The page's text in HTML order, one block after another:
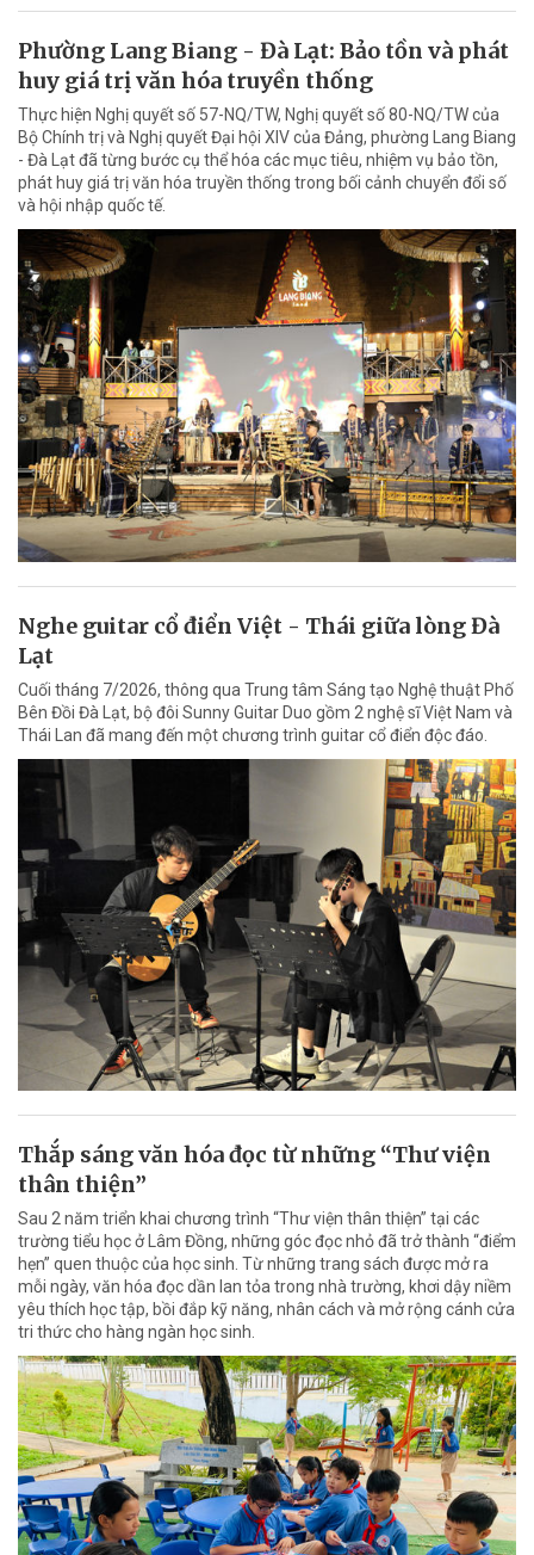
Phường Lang Biang - Đà Lạt: Bảo tồn và phát
huy giá trị văn hóa truyền thống
Thực hiện Nghị quyết số 57-NQ/TW, Nghị quyết số 80-NQ/TW của
Bộ Chính trị và Nghị quyết Đại hội XIV của Đảng, phường Lang Biang
- Đà Lạt đã từng bước cụ thể hóa các mục tiêu, nhiệm vụ bảo tồn,
phát huy giá trị văn hóa truyền thống trong bối cảnh chuyển đổi số
và hội nhập quốc tế.
Nghe guitar cổ điển Việt - Thái giữa lòng Đà
Lạt
Cuối tháng 7/2026, thông qua Trung tâm Sáng tạo Nghệ thuật Phố
Bên Đồi Đà Lạt, bộ đôi Sunny Guitar Duo gồm 2 nghệ sĩ Việt Nam và
Thái Lan đã mang đến một chương trình guitar cổ điển độc đáo.
Thắp sáng văn hóa đọc từ những “Thư viện
thân thiện”
Sau 2 năm triển khai chương trình “Thư viện thân thiện” tại các
trường tiểu học ở Lâm Đồng, những góc đọc nhỏ đã trở thành “điểm
hẹn” quen thuộc của học sinh. Từ những trang sách được mở ra
mỗi ngày, văn hóa đọc dần lan tỏa trong nhà trường, khơi dậy niềm
yêu thích học tập, bồi đắp kỹ năng, nhân cách và mở rộng cánh cửa
tri thức cho hàng ngàn học sinh.